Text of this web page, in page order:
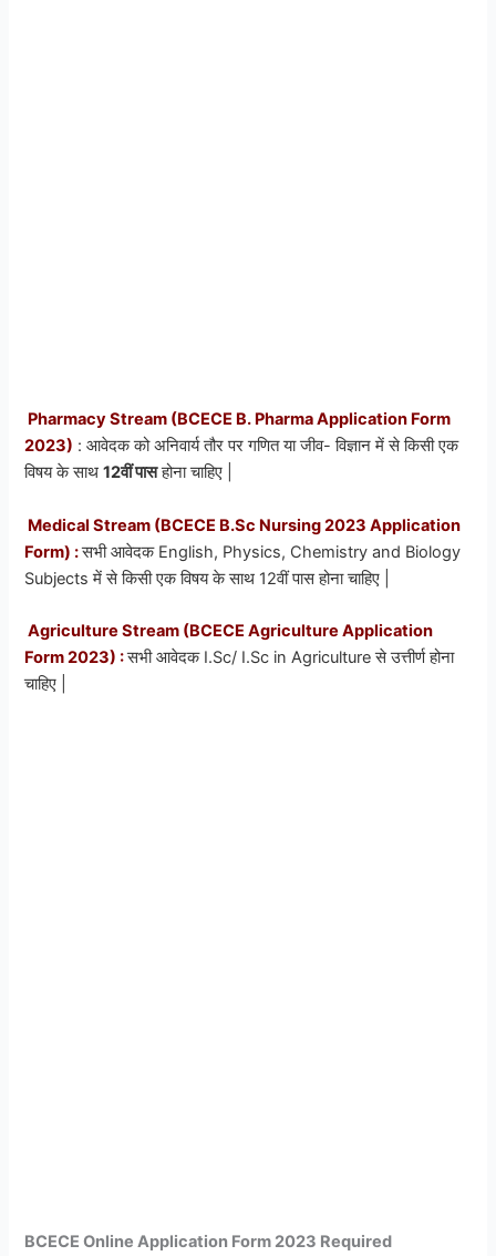
Pharmacy Stream (BCECE B. Pharma Application Form
2023) : आवेदक को अनिवार्य तौर पर गणित या जीव- विज्ञान में से किसी एक
विषय के साथ12वीं पासहोना चाहिए |
Medical Stream (BCECE B.Sc Nursing 2023 Application
Form) :सभी आवेदक English, Physics, Chemistry and Biology
Subjects में से किसी एक विषय के साथ 12वीं पास होना चाहिए |
Agriculture Stream (BCECE Agriculture Application
Form 2023) :सभी आवेदक I.Sc/ I.Sc in Agricultureसे उत्तीर्ण होना
चाहिए |
BCECE Online Application Form 2023 Required